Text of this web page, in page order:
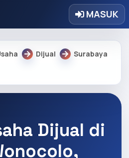
MASUK
Dijual
Surabaya
Dijual di